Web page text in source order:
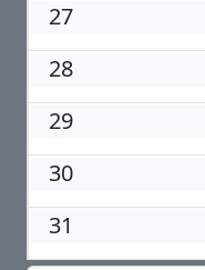
27
28
29
30
31